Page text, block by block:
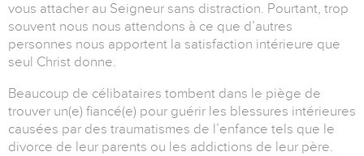
vous attacher au Seigneur sans distraction. Pourtant, trop
souvent nous nous attendons à ce que d’autres
personnes nous apportent la satisfaction intérieure que
seul Christ donne.
Beaucoup de célibataires tombent dans le piège de
trouver un(e) fiancé(e) pour guérir les blessures intérieures
causées par des traumatismes de l’enfance tels que le
divorce de leur parents ou les addictions de leur père.